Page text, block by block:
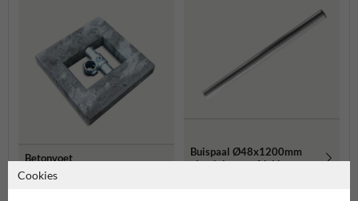
Betonvoet
400x400x70mm voor buis
ø48 mm
Buispaal Ø48x1200mm
aluminium + afdekkap
Cookies